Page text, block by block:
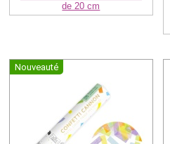
de 20 cm
Nouveauté